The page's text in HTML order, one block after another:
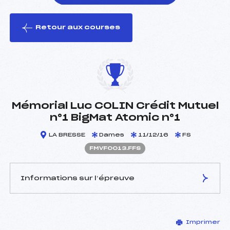
le ski
Retour aux courses
Mémorial Luc COLIN Crédit Mutuel
n°1 BigMat Atomic n°1
LA BRESSE Dames 11/12/16 FS
FMVF0013.FFS
Informations sur l’épreuve
ARNOULD LYDIE (MV)
Imprimer